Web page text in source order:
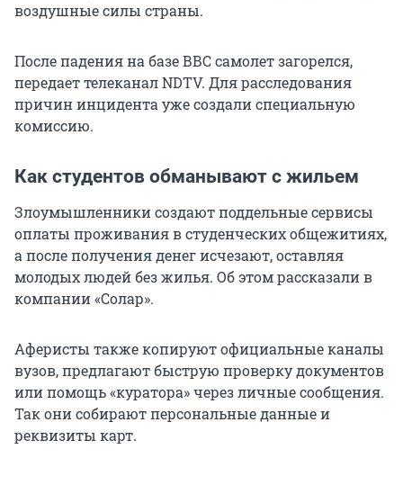
воздушные силы страны.
После падения на базе ВВС самолет загорелся,
передает телеканал NDTV. Для расследования
причин инцидента уже создали специальную
комиссию.
Как студентов обманывают с жильем
Злоумышленники создают поддельные сервисы
оплаты проживания в студенческих общежитиях,
а после получения денег исчезают, оставляя
молодых людей без жилья. Об этом рассказали в
компании «Солар».
Аферисты также копируют официальные каналы
вузов, предлагают быструю проверку документов
или помощь «куратора» через личные сообщения.
Так они собирают персональные данные и
реквизиты карт.